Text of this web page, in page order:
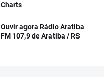
Charts
Ouvir agora Rádio Aratiba
FM 107,9 de Aratiba / RS